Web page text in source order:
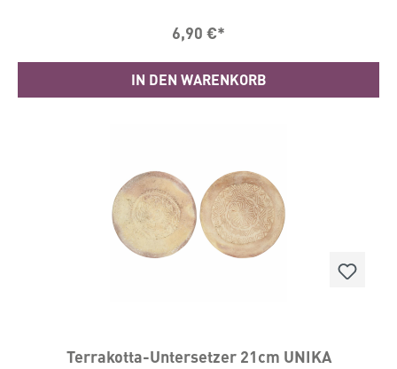
Teekanne, große Tassen oder dickere Kerzen.Die
Versand wählen wir eines aus. Wenn es dir wichtig
ist, schreibe bitte dazu was du gern
möchtest.Material: TerracottaDurchmesser: ca. 15
6,90 €*
IN DEN WARENKORB
Terrakotta-Untersetzer 21cm UNIKA